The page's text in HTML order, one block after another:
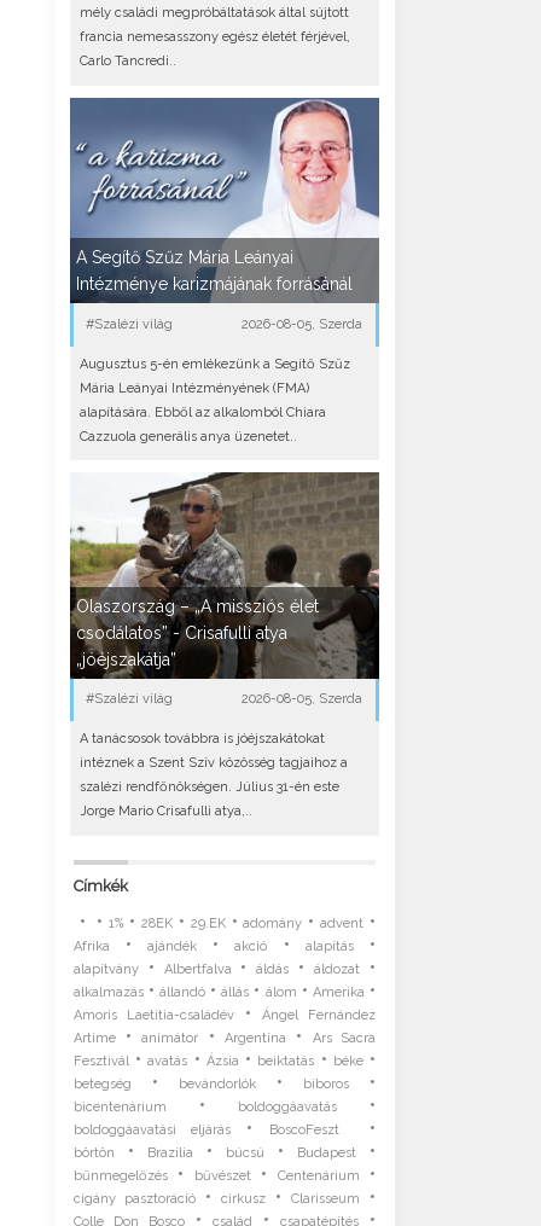
mély családi megpróbáltatások által sújtott
francia nemesasszony egész életét férjével,
Carlo Tancredi..
A Segítő Szűz Mária Leányai
Intézménye karizmájának forrásánál
#Szalézi világ 2026-08-05, Szerda
Augusztus 5-én emlékezünk a Segítő Szűz
Mária Leányai Intézményének (FMA)
alapítására. Ebből az alkalomból Chiara
Cazzuola generális anya üzenetet..
Olaszország – „A missziós élet
csodálatos” - Crisafulli atya
„jóéjszakátja”
#Szalézi világ 2026-08-05, Szerda
A tanácsosok továbbra is jóéjszakátokat
intéznek a Szent Szív közösség tagjaihoz a
szalézi rendfőnökségen. Július 31-én este
Jorge Mario Crisafulli atya,..
Címkék
• •1% • 28EK• 29.EK•adomány •advent •
Afrika •ajándék •akció • alapítás•
alapítvány• Albertfalva •áldás •áldozat •
alkalmazás•állandó •állás • álom • Amerika •
Amoris Laetitia-családév•
Ángel Fernández
Artime•animátor •Argentína •
Ars Sacra
Fesztivál•avatás • Ázsia • beiktatás • béke•
betegség • bevándorlók• bíboros•
bicentenárium • boldoggáavatás•
boldoggáavatási eljárás • BoscoFeszt •
börtön • Brazília • búcsú • Budapest •
bűnmegelőzés• bűvészet• Centenárium •
cigány pasztoráció• cirkusz• Clarisseum •
Colle Don Bosco• család • csapatépítés •